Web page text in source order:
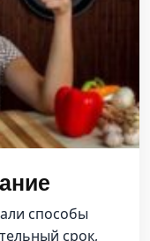
способы
срок,